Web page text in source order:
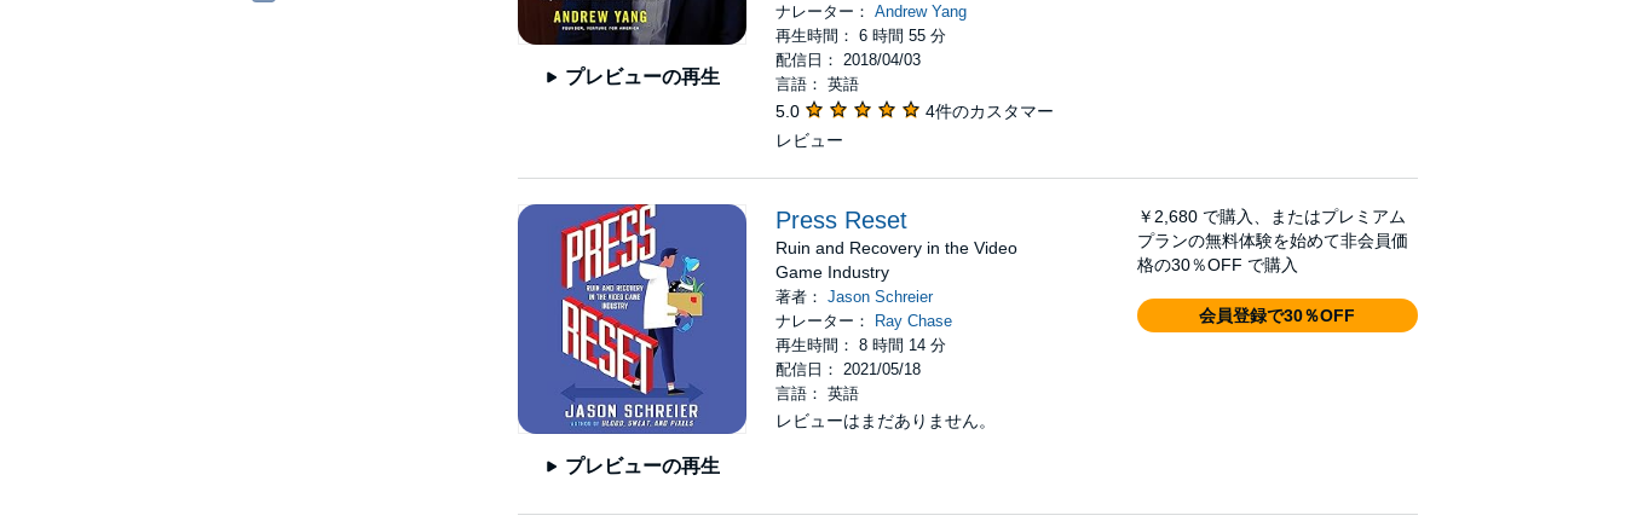
プレビューの再生
ナレーター：Andrew Yang
再生時間： 6 時間 55 分
配信日： 2018/04/03
言語： 英語
5.0
4件のカスタマー
レビュー
プレビューの再生
Press Reset
Ruin and Recovery in the Video
Game Industry
著者：Jason Schreier
ナレーター：
Ray Chase
再生時間： 8 時間 14 分
配信日： 2021/05/18
言語： 英語
レビューはまだありません。
￥2,680 で購入、またはプレミアム
プランの無料体験を始めて非会員価
格の30％OFF で購入
会員登録で30％OFF